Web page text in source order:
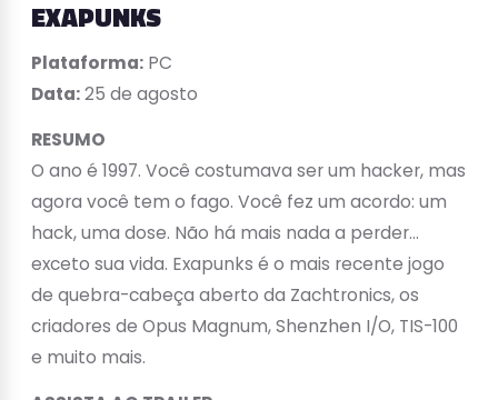
EXAPUNKS
Plataforma: PC
Data:25 de agosto
RESUMO
O ano é 1997. Você costumava ser um hacker, mas
agora você tem o fago. Você fez um acordo: um
hack, uma dose. Não há mais nada a perder…
exceto sua vida. Exapunks é o mais recente jogo
de quebra-cabeça aberto da Zachtronics, os
criadores de Opus Magnum, Shenzhen I/O, TIS-100
e muito mais.